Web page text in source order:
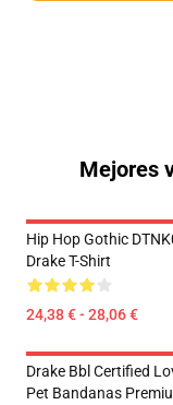
Mejores
Hip Hop Gothic
Drake T-Shirt
24,38 € - 28,06 €
Drake Bbl Certified
Pet Bandanas